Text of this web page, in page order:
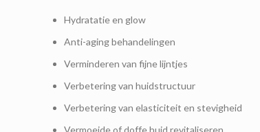
Hydratatie en glow
Anti-aging behandelingen
Verminderen van fijne lijntjes
Verbetering van huidstructuur
Verbetering van elasticiteit en stevigheid
Vermoeide of doffe huid revitaliseren